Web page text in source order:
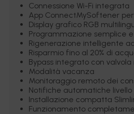
Connessione Wi-Fi integrata
App ConnectMySoftener
Display grafico RGB
Programmazione semplice
Rigenerazione intelligente
Risparmio fino al 20% di
Bypass integrato con
Modalità vacanza
Monitoraggio remoto dei
Notifiche automatiche livello
Installazione compatta
Funzionamento